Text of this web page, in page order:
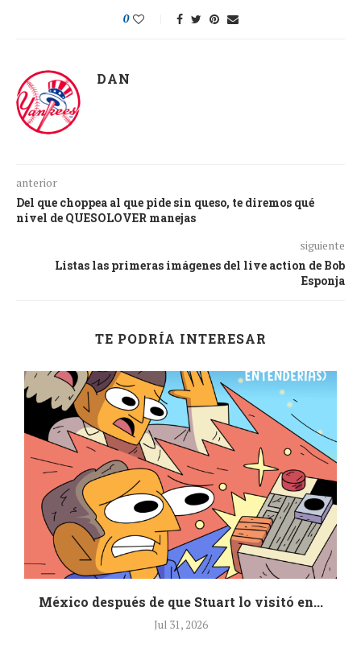
0
DAN
anterior
Del que choppea al que pide sin queso, te diremos qué
nivel de QUESOLOVER manejas
siguiente
Listas las primeras imágenes del live action de Bob
Esponja
TE PODRÍA INTERESAR
México después de que Stuart lo visitó en...
Jul 31, 2026